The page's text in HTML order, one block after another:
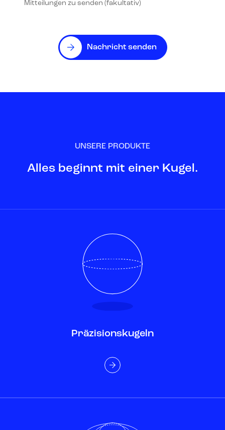
Mitteilungen zu senden (fakultativ)
Nachricht senden
UNSERE PRODUKTE
Alles beginnt mit einer Kugel.
Präzisionskugeln